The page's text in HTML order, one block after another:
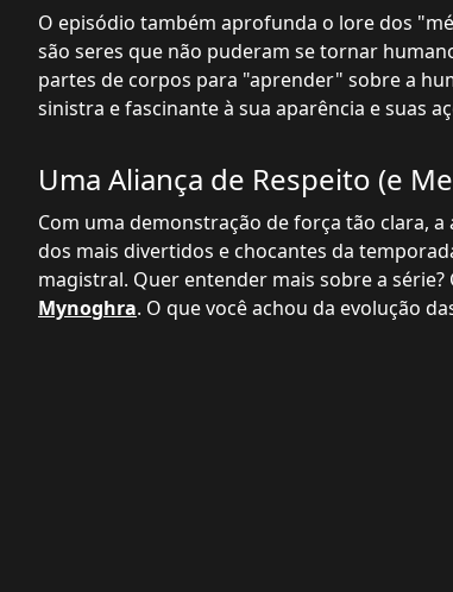
O episódio também aprofunda o lore dos
são seres que não puderam se tornar
partes de corpos para "aprender" sobre a
sinistra e fascinante à sua aparência e suas
Uma Aliança de Respeito (e
Com uma demonstração de força tão clara,
dos mais divertidos e chocantes da
magistral. Quer entender mais sobre a série?
Mynoghra. O que você achou da evolução